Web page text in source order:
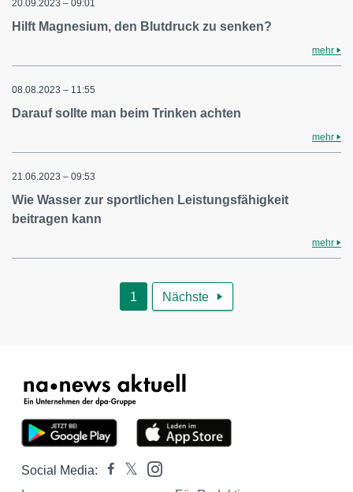
20.09.2023 – 09:01
Hilft Magnesium, den Blutdruck zu senken?
mehr
08.08.2023 – 11:55
Darauf sollte man beim Trinken achten
mehr
21.06.2023 – 09:53
Wie Wasser zur sportlichen Leistungsfähigkeit
beitragen kann
mehr
1 Nächste 
Social Media: